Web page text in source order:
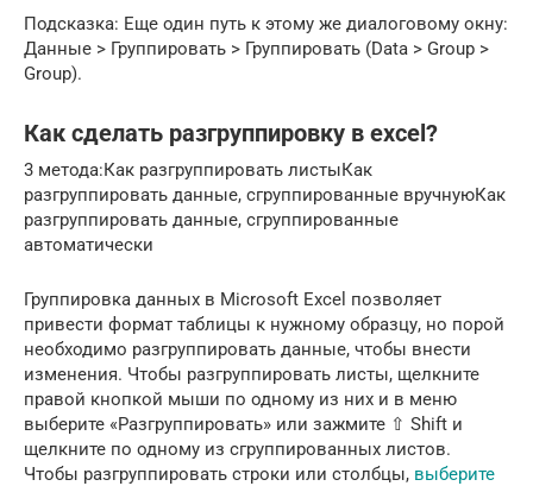
Подсказка: Еще один путь к этому же диалоговому окну:
Данные > Группировать > Группировать (Data > Group >
Group).
Как сделать разгруппировку в excel?
3 метода:Как разгруппировать листыКак
разгруппировать данные, сгруппированные вручнуюКак
разгруппировать данные, сгруппированные
автоматически
Группировка данных в Microsoft Excel позволяет
привести формат таблицы к нужному образцу, но порой
необходимо разгруппировать данные, чтобы внести
изменения. Чтобы разгруппировать листы, щелкните
правой кнопкой мыши по одному из них и в меню
выберите «Разгруппировать» или зажмите ⇧ Shift и
щелкните по одному из сгруппированных листов.
Чтобы разгруппировать строки или столбцы, выберите